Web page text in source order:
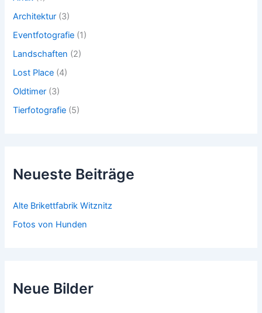
Architektur (3)
Eventfotografie (1)
Landschaften (2)
Lost Place (4)
Oldtimer (3)
Tierfotografie (5)
Neueste Beiträge
Alte Brikettfabrik Witznitz
Fotos von Hunden
Neue Bilder